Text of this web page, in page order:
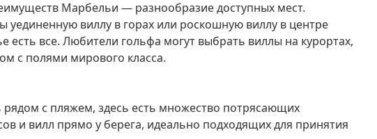
уединенную виллу в горах или роскошную виллу в центре
есть все. Любители гольфа могут выбрать виллы на курортах,
с полями мирового класса.
и вилл прямо у берега, идеально подходящих для принятия